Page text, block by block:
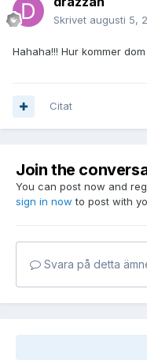
Skrivet augusti 5,
Hahaha!!! Hur kommer
Citat
Join the
You can post now and
sign in now to post with
Svara på detta